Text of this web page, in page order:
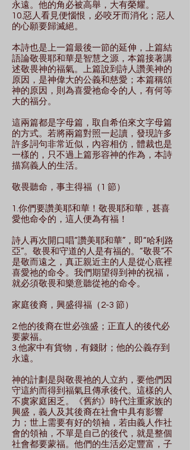
永遠。他的角必被高舉，大有榮耀。
10.惡人看見便惱恨，必咬牙而消化；惡人
的心願要歸滅絕。
本詩也是上一篇最後一節的延伸，上篇結
語論敬畏耶和華是智慧之源，本篇接著講
述敬畏神的福氣。上篇說到詩人讚美神的
原因，是神偉大的公義和慈愛；本篇稱頌
神的原因，則為喜愛祂命令的人，有何等
大的福分。
這兩篇都是字母篇，取自希伯來文字母篇
的方式。若將兩篇對照一起讀，發現許多
許多詞句非常近似，內容相仿，體裁也是
一樣的，只不過上篇形容神的作為，本詩
描寫義人的生活。
敬畏聽命，事主得福（1 節）
1.你們要讚美耶和華！敬畏耶和華，甚喜
愛他命令的，這人便為有福！
詩人再次開口唱“讚美耶和華”，即“哈利路
亞”。敬畏和守道的人是有福的。“敬畏”不
是敬而遠之，真正親近主的人是從心底裡
喜愛祂的命令。我們期望得到神的祝福，
就必須敬畏和樂意聽從祂的命令。
家庭後裔，興盛得福（2-3 節）
2.他的後裔在世必強盛；正直人的後代必
要蒙福。
3.他家中有貨物，有錢財；他的公義存到
永遠。
神的計劃是與敬畏祂的人立約，要他們因
守這約而得到福氣且傳承後代。這樣的人
不虞家庭困乏。《舊約》時代注重家族的
興盛，義人及其後裔在社會中具有影響
力；世上需要有好的領袖，若由義人作社
會的領袖，不單是自己的後代，就是整個
社會都要蒙福。他們的生活必定豐富，子